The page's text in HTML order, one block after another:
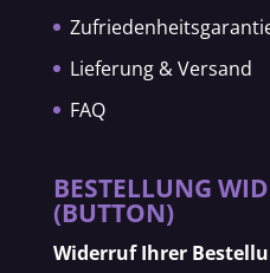
Lieferung & Versand
FAQ
BESTELLUNG
(BUTTON)
Widerruf Ihrer